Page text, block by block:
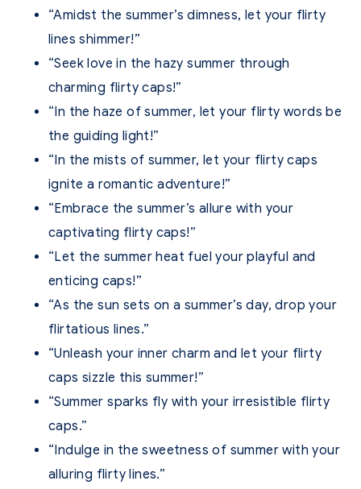
“Amidst the summer’s dimness, let your flirty
lines shimmer!”
“Seek love in the hazy summer through
charming flirty caps!”
“In the haze of summer, let your flirty words be
the guiding light!”
“In the mists of summer, let your flirty caps
ignite a romantic adventure!”
“Embrace the summer’s allure with your
captivating flirty caps!”
“Let the summer heat fuel your playful and
enticing caps!”
“As the sun sets on a summer’s day, drop your
flirtatious lines.”
“Unleash your inner charm and let your flirty
caps sizzle this summer!”
“Summer sparks fly with your irresistible flirty
caps.”
“Indulge in the sweetness of summer with your
alluring flirty lines.”